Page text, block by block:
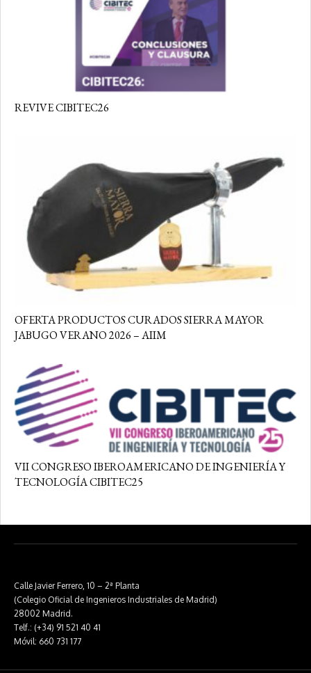
REVIVE CIBITEC26
OFERTA PRODUCTOS CURADOS SIERRA MAYOR
JABUGO VERANO 2026 – AIIM
VII CONGRESO IBEROAMERICANO DE INGENIERÍA Y
TECNOLOGÍA CIBITEC25
Calle Javier Ferrero, 10 – 2ª Planta
(Colegio Oficial de Ingenieros Industriales de Madrid)
28002 Madrid.
Telf.: (+34) 91 521 40 41
Móvil: 660 731 177